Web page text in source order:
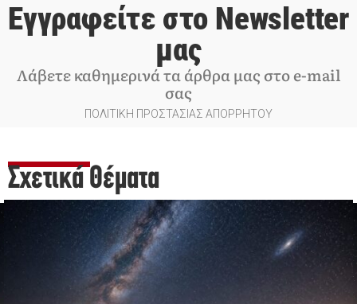
Εγγραφείτε στο Newsletter
μας
Λάβετε καθημερινά τα άρθρα μας στο e-mail
σας
ΠΟΛΙΤΙΚΗ ΠΡΟΣΤΑΣΙΑΣ ΑΠΟΡΡΗΤΟΥ
Σχετικά Θέματα